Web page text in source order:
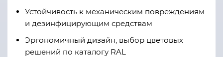
Устойчивость к механическим повреждениям
и дезинфицирующим средствам
Эргономичный дизайн, выбор цветовых
решений по каталогу RAL